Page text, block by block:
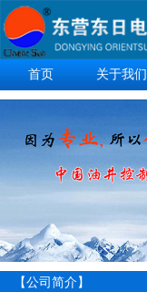
首页 关于我们
【公司简介】